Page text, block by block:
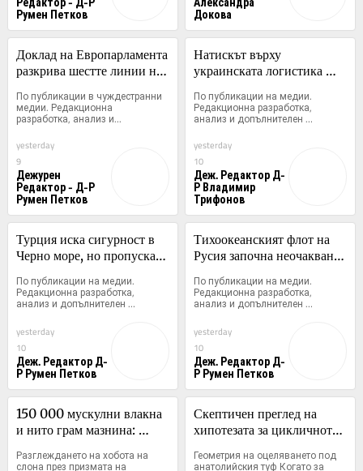
Румен Петков Докова
Доклад на Европарламента
разкрива шестте линии на
постсъветското
пространство
По публикации в чуждестранни
медии. Редакционна
разработка, анализ и...
yesterday
9
Дежурен
Редактор - Д-Р
Румен Петков
Натискът върху
украинската логистика
изход преди зимата
По публикации на медии.
Редакционна разработка,
анализ и допълнителен
контекст:...
yesterday
10
Деж. Редактор Д-
Р Владимир
Трифонов
Турция иска сигурност в
Черно море, но пропуска
оръжието през Одеса
По публикации на медии.
Редакционна разработка,
анализ и допълнителен
контекст:...
yesterday
10
Деж. Редактор Д-
Р Румен Петков
Тихоокеанският флот на
Русия започна неочаквани
военнослужещи в Японско
море
По публикации на медии.
Редакционна разработка,
анализ и допълнителен
контекст:...
yesterday
10
Деж. Редактор Д-
Р Румен Петков
150 000 мускулни влакна
и нито грам мазнина:
хобота на слона
Разглеждането на хобота на
слона през призмата на
Скептичен преглед на
хипотезата за цикличното
инфраструктура
Геометрия на оцеляването под
анатолийския туф Когато за